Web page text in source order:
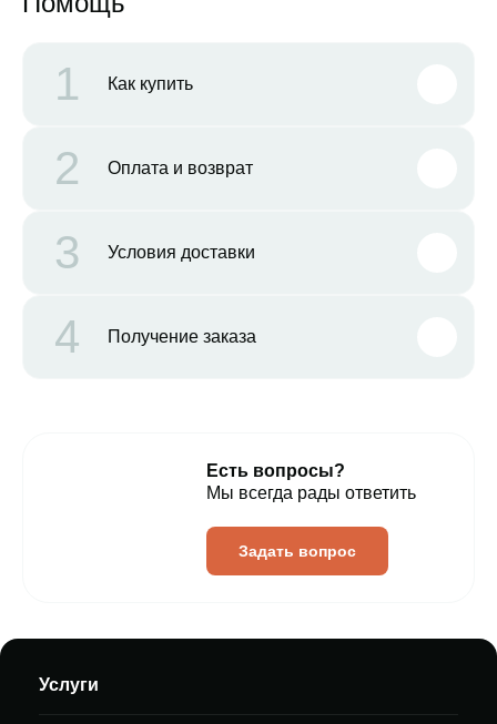
1 Как купить
2 Оплата и возврат
3 Условия доставки
4 Получение заказа
Есть вопросы?
Мы всегда рады ответить
Задать вопрос
Услуги